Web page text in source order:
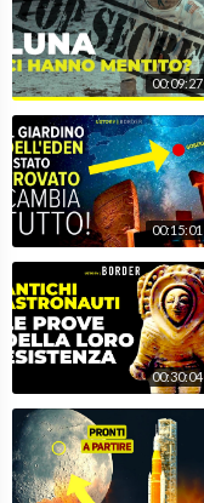
00:09:27
00:15:01
00:30:04